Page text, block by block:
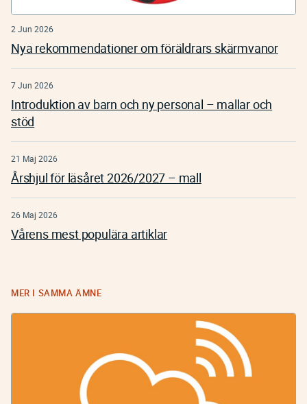
2 Jun 2026
Nya rekommendationer om föräldrars skärmvanor
7 Jun 2026
Introduktion av barn och ny personal – mallar och
stöd
21 Maj 2026
Årshjul för läsåret 2026/2027 – mall
26 Maj 2026
Vårens mest populära artiklar
MER I SAMMA ÄMNE